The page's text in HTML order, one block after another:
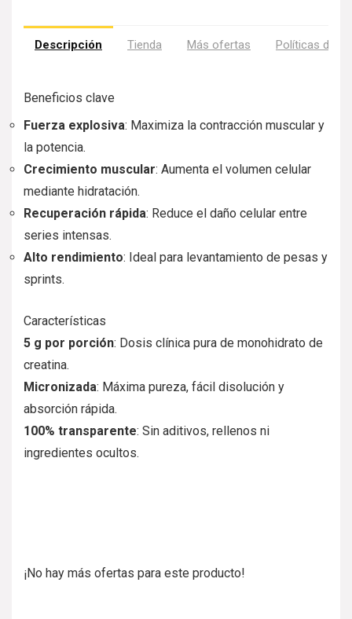
Descripción Tienda Más ofertas Políticas de la
Beneficios clave
Fuerza explosiva: Maximiza la contracción muscular y
la potencia.
Crecimiento muscular: Aumenta el volumen celular
mediante hidratación.
Recuperación rápida: Reduce el daño celular entre
series intensas.
Alto rendimiento: Ideal para levantamiento de pesas y
sprints.
Características
5 g por porción: Dosis clínica pura de monohidrato de
creatina.
Micronizada: Máxima pureza, fácil disolución y
absorción rápida.
100% transparente: Sin aditivos, rellenos ni
ingredientes ocultos.
¡No hay más ofertas para este producto!